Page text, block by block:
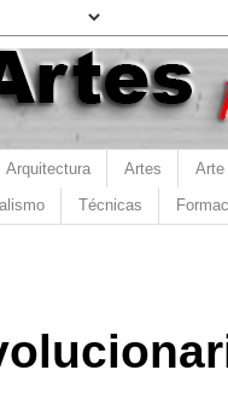
Arquitectura Artes Arte
Técnicas